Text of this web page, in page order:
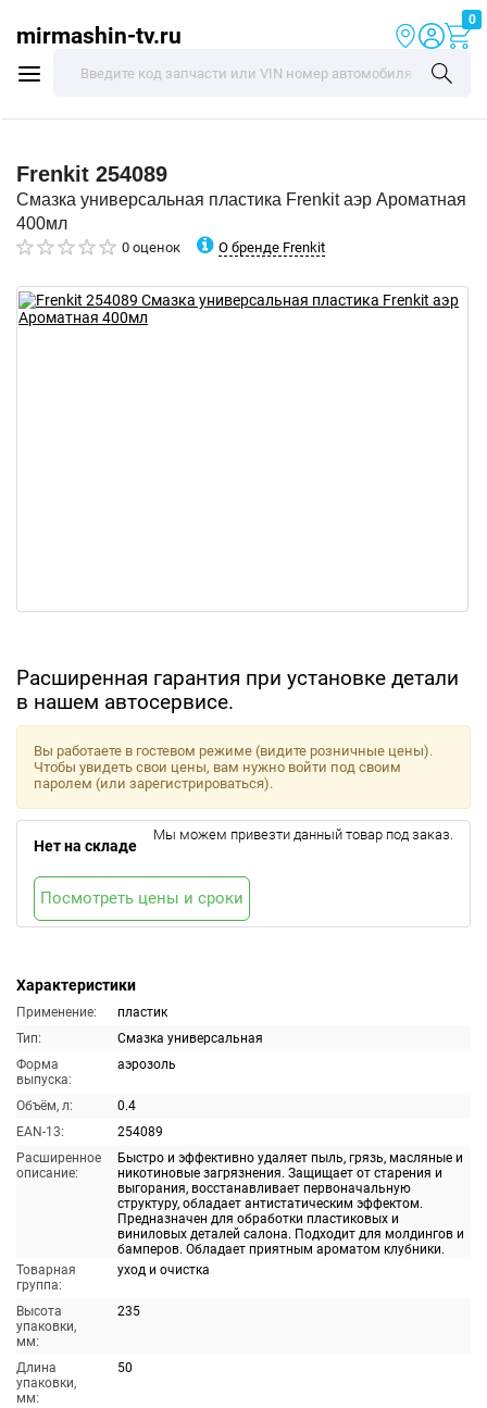
mirmashin-tv.ru
0
Frenkit 254089
Смазка универсальная пластика Frenkit аэр Ароматная
400мл
0 оценок О бренде Frenkit
Расширенная гарантия при установке детали
в нашем автосервисе.
Характеристики
Применение:
пластик
Тип:
Смазка универсальная
Форма
выпуска:
аэрозоль
Объём, л:
0.4
EAN-13:
254089
Расширенное
описание:
Быстро и эффективно удаляет пыль, грязь, масляные и
никотиновые загрязнения. Защищает от старения и
выгорания, восстанавливает первоначальную
структуру, обладает антистатическим эффектом.
Предназначен для обработки пластиковых и
виниловых деталей салона. Подходит для молдингов и
бамперов. Обладает приятным ароматом клубники.
Товарная
группа:
уход и очистка
Высота
упаковки,
мм:
235
Длина
упаковки,
мм:
50
Вы работаете в гостевом режиме (видите розничные цены).
Чтобы увидеть свои цены, вам нужно войти под своим
паролем (или зарегистрироваться).
Нет на складе
Мы можем привезти данный товар под заказ.
Посмотреть цены и сроки